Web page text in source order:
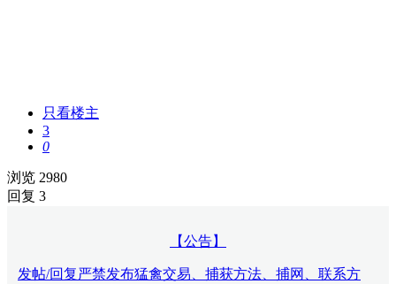
只看楼主
3
0
浏览 2980
回复 3
【公告】
发帖/回复严禁发布猛禽交易、捕获方法、捕网、联系方